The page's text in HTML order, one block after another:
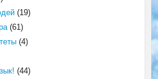
(19)
(61)
(4)
(44)